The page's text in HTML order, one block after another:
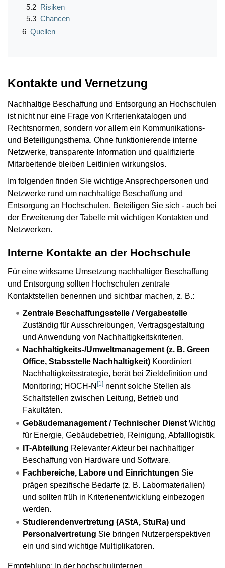
5.2 Risiken
5.3 Chancen
6 Quellen
Kontakte und Vernetzung
Nachhaltige Beschaffung und Entsorgung an Hochschulen
ist nicht nur eine Frage von Kriterienkatalogen und
Rechtsnormen, sondern vor allem ein Kommunikations-
und Beteiligungsthema. Ohne funktionierende interne
Netzwerke, transparente Information und qualifizierte
Mitarbeitende bleiben Leitlinien wirkungslos.
Im folgenden finden Sie wichtige Ansprechpersonen und
Netzwerke rund um nachhaltige Beschaffung und
Entsorgung an Hochschulen. Beteiligen Sie sich - auch bei
der Erweiterung der Tabelle mit wichtigen Kontakten und
Netzwerken.
Interne Kontakte an der Hochschule
Für eine wirksame Umsetzung nachhaltiger Beschaffung
und Entsorgung sollten Hochschulen zentrale
Kontaktstellen benennen und sichtbar machen, z. B.:
Zentrale Beschaffungsstelle / Vergabestelle
Zuständig für Ausschreibungen, Vertragsgestaltung
und Anwendung von Nachhaltigkeitskriterien.
Nachhaltigkeits-/Umweltmanagement (z. B. Green
Office, Stabsstelle Nachhaltigkeit)Koordiniert
Nachhaltigkeitsstrategie, berät bei Zieldefinition und
Monitoring; HOCH-N [1]nennt solche Stellen als
Schaltstellen zwischen Leitung, Betrieb und
Fakultäten.
Gebäudemanagement / Technischer DienstWichtig
für Energie, Gebäudebetrieb, Reinigung, Abfalllogistik.
IT-Abteilung Relevanter Akteur bei nachhaltiger
Beschaffung von Hardware und Software.
Fachbereiche, Labore und Einrichtungen Sie
prägen spezifische Bedarfe (z. B. Labormaterialien)
und sollten früh in Kriterienentwicklung einbezogen
werden.
Studierendenvertretung (AStA, StuRa) und
Personalvertretung Sie bringen Nutzerperspektiven
ein und sind wichtige Multiplikatoren.
Empfehlung: In der hochschulinternen